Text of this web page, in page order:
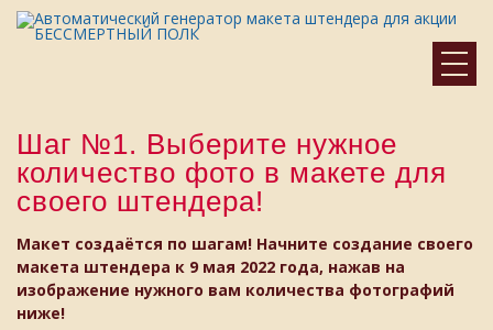
ГЛАВНАЯ
КОНТАКТЫ
Шаг №1. Выберите нужное
количество фото в макете для
своего штендера!
Макет создаётся по шагам! Начните создание своего
макета штендера к 9 мая 2022 года, нажав на
изображение нужного вам количества фотографий
ниже!